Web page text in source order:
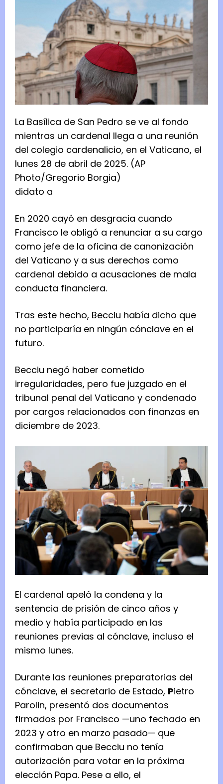
La Basílica de San Pedro se ve al fondo
mientras un cardenal llega a una reunión
del colegio cardenalicio, en el Vaticano, el
lunes 28 de abril de 2025. (AP
Photo/Gregorio Borgia)
didato a
En 2020 cayó en desgracia cuando
Francisco le obligó a renunciar a su cargo
como jefe de la oficina de canonización
del Vaticano y a sus derechos como
cardenal debido a acusaciones de mala
conducta financiera.
Tras este hecho, Becciu había dicho que
no participaría en ningún cónclave en el
futuro.
Becciu negó haber cometido
irregularidades, pero fue juzgado en el
tribunal penal del Vaticano y condenado
por cargos relacionados con finanzas en
diciembre de 2023.
El cardenal apeló la condena y la
sentencia de prisión de cinco años y
medio y había participado en las
reuniones previas al cónclave, incluso el
mismo lunes.
Durante las reuniones preparatorias del
cónclave, el secretario de Estado, Pietro
Parolin, presentó dos documentos
firmados por Francisco —uno fechado en
2023 y otro en marzo pasado— que
confirmaban que Becciu no tenía
autorización para votar en la próxima
elección Papa. Pese a ello, el